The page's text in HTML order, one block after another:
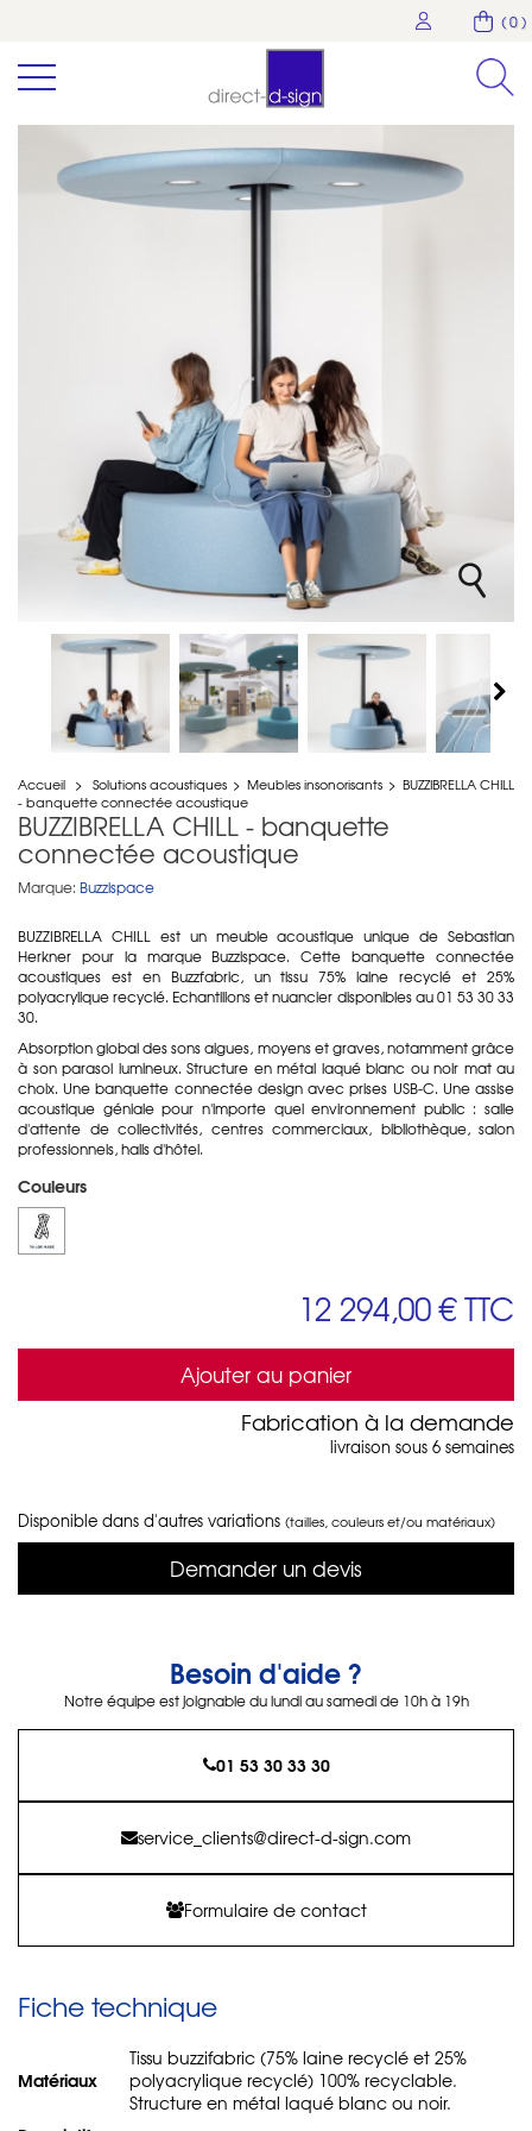
( 0 )
Accueil > Solutions acoustiques > Meubles insonorisants > BUZZIBRELLA CHILL
- banquette connectée acoustique
BUZZIBRELLA CHILL - banquette
connectée acoustique
Marque: Buzzispace
BUZZIBRELLA CHILL est un meuble acoustique unique de Sebastian
Herkner pour la marque Buzzispace. Cette banquette connectée
acoustiques est en Buzzfabric, un tissu75% laine recyclé et 25%
polyacrylique recyclé. Echantillons et nuancier disponibles au 01 53 30 33
30.
Absorption global des sons aigues, moyens et graves, notamment grâce
à son parasol lumineux. Structure en métal laqué blanc ou noir mat au
choix. Une banquette connectée design avec prises USB-C. Une assise
acoustique géniale pour n'importe quel environnement public : salle
d'attente de collectivités, centres commerciaux, bibliothèque, salon
professionnels, halls d'hôtel.
Couleurs
12 294,00 €TTC
Ajouter au panier
Fabrication à la demande
livraison sous 6 semaines
Disponible dans d'autres variations (tailles, couleurs et/ou matériaux)
Demander un devis
Besoin d'aide ?
Notre équipe est joignable du lundi au samedi de 10h à 19h
01 53 30 33 30
service_clients@direct-d-sign.com
Formulaire de contact
Fiche technique
Matériaux
Tissu buzzifabric (75% laine recyclé et 25%
polyacrylique recyclé) 100% recyclable.
Structure en métal laqué blanc ou noir.